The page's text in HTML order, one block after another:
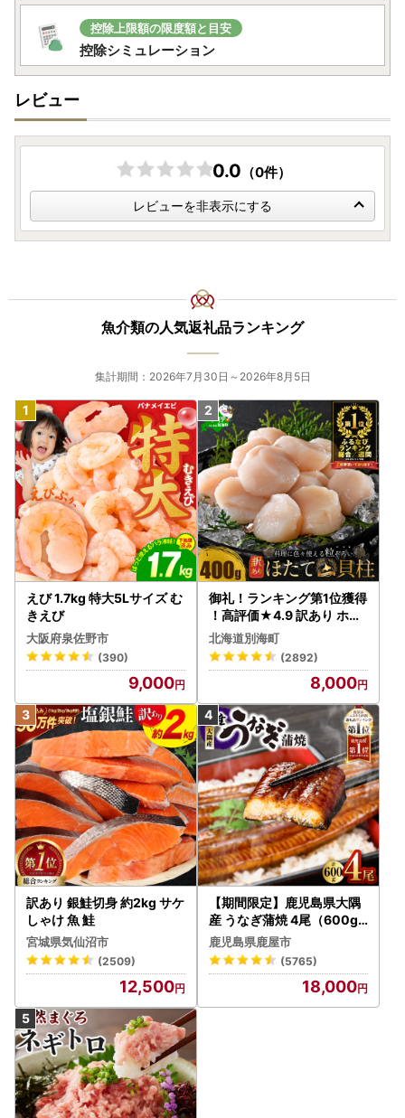
控除上限額の限度額と目安
控除シミュレーション
レビュー
0.0 （0件）
レビューを非表示にする
魚介類の人気返礼品ランキング
集計期間：2026年7月30日～2026年8月5日
えび 1.7kg 特大5Lサイズ む
きえび
大阪府泉佐野市
(390)
9,000
御礼！ランキング第1位獲得
！高評価★4.9 訳あり ホタ
テ 400g（ほたて 帆立 貝柱
冷凍 ）
北海道別海町
(2892)
8,000
訳あり 銀鮭切身 約2kg サケ
しゃけ 魚 鮭
宮城県気仙沼市
(2509)
12,500
【期間限定】鹿児島県大隅
産 うなぎ蒲焼 4尾（600g
） KN007-004-04-cp18
うなぎ 鰻 魚 惣菜 総菜
鹿児島県鹿屋市
(5765)
18,000